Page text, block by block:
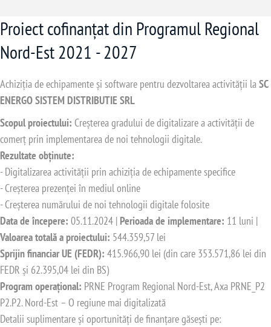
Proiect cofinanțat din Programul Regional
Nord-Est 2021 - 2027
Achiziția de echipamente și software pentru dezvoltarea activității la SC
ENERGO SISTEM DISTRIBUTIE SRL
Scopul proiectului: Creșterea gradului de digitalizare a activității de
comerț prin implementarea de noi tehnologii digitale.
Rezultate obținute:
- Digitalizarea activității prin achiziția de echipamente specifice
- Creșterea prezenței în mediul online
- Creșterea numărului de noi tehnologii digitale folosite
Data de începere: 05.11.2024 | Perioada de implementare: 11 luni |
Valoarea totală a proiectului: 544.359,57 lei
Sprijin financiar UE (FEDR): 415.966,90 lei (din care 353.571,86 lei din
FEDR și 62.395,04 lei din BS)
Program operațional: PRNE Program Regional Nord-Est, Axa PRNE_P2
P2.P2. Nord-Est – O regiune mai digitalizată
Detalii suplimentare și oportunități de finanțare găsești pe: